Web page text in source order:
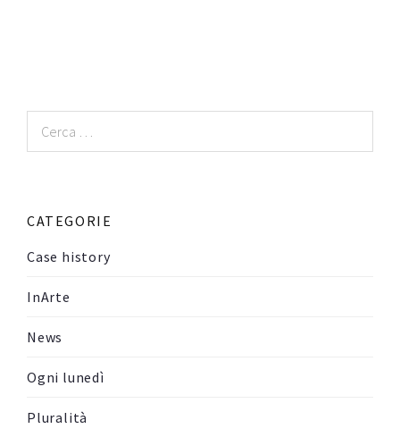
per:
CATEGORIE
Case history
InArte
News
Ogni lunedì
Pluralità